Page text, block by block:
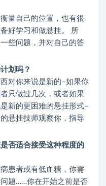
量自己的位置，也有很
好学习和做悬挂。 所
些问题，并对自己的答
划吗？
对你来说是新的–如果你
只做过几次，或者如果
新的更困难的悬挂形式–
悬挂技师观察你，指导
否适合接受这种程度的
患者或有低血糖，你需
题……你在开始之前是否